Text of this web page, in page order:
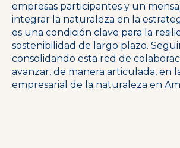
empresas participantes y un
integrar la naturaleza en la
es una condición clave para la
sostenibilidad de largo plazo.
consolidando esta red de
avanzar, de manera articulada, en
empresarial de la naturaleza en